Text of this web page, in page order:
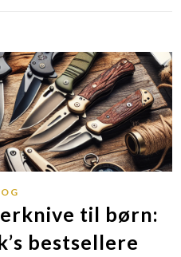
til børn:
bestsellere